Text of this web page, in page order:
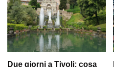
Due giorni a Tivoli: cosa